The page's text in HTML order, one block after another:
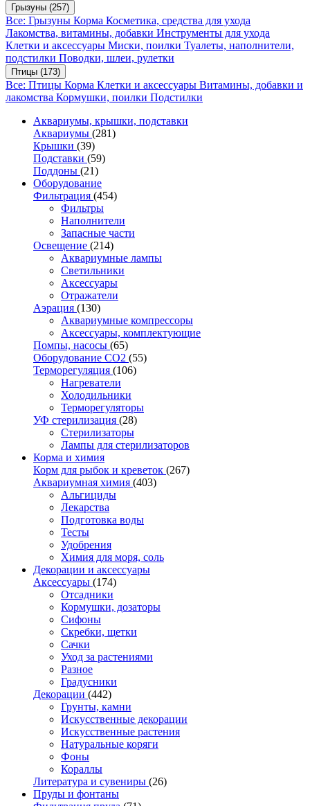
Грызуны (257)
Все: Грызуны Корма Косметика, средства для ухода
Лакомства, витамины, добавки Инструменты для ухода
Клетки и аксессуары Миски, поилки Туалеты, наполнители,
подстилки Поводки, шлеи, рулетки
Птицы (173)
Все: Птицы Корма Клетки и аксессуары Витамины, добавки и
лакомства Кормушки, поилки Подстилки
Аквариумы, крышки, подставки
Аквариумы (281)
Крышки (39)
Подставки (59)
Поддоны (21)
Оборудование
Фильтрация (454)
Фильтры
Наполнители
Запасные части
Освещение (214)
Аквариумные лампы
Светильники
Аксессуары
Отражатели
Аэрация (130)
Аквариумные компрессоры
Аксессуары, комплектующие
Помпы, насосы (65)
Оборудование CO2 (55)
Терморегуляция (106)
Нагреватели
Холодильники
Терморегуляторы
УФ стерилизация (28)
Стерилизаторы
Лампы для стерилизаторов
Корма и химия
Корм для рыбок и креветок (267)
Аквариумная химия (403)
Альгициды
Лекарства
Подготовка воды
Тесты
Удобрения
Химия для моря, соль
Декорации и аксессуары
Аксессуары (174)
Отсадники
Кормушки, дозаторы
Сифоны
Скребки, щетки
Сачки
Уход за растениями
Разное
Градусники
Декорации (442)
Грунты, камни
Искусственные декорации
Искусственные растения
Натуральные коряги
Фоны
Кораллы
Литература и сувениры (26)
Пруды и фонтаны